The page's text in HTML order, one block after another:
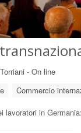
- On line
Commercio
lavoratori in